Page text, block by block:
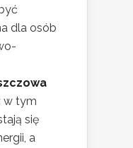
dla osób
w tym
się
a